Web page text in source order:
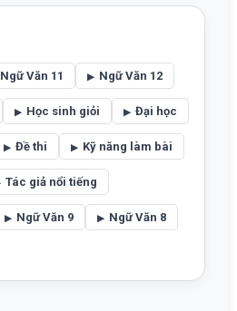
Ngữ Văn 11 Ngữ Văn 12
Học sinh giỏi Đại học
Đề thi Kỹ năng làm bài
Tác giả nổi tiếng
Ngữ Văn 9 Ngữ Văn 8